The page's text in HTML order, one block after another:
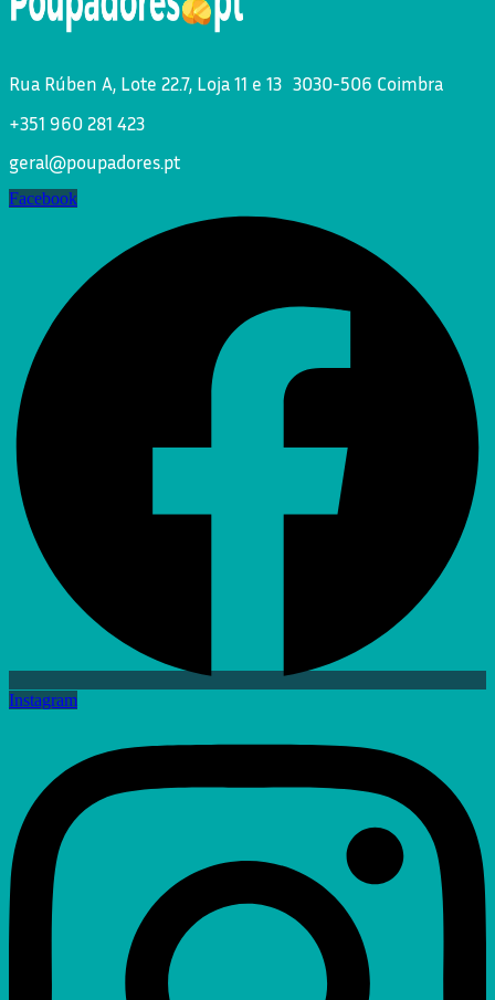
Rua Rúben A, Lote 22.7, Loja 11 e 13 3030-506 Coimbra
+351 960 281 423
geral@poupadores.pt
Facebook
Instagram